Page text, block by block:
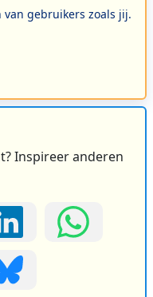
gebruikers zoals jij.
Inspireer anderen